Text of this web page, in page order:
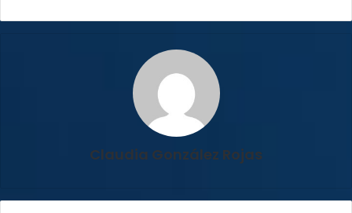
Claudia González Rojas